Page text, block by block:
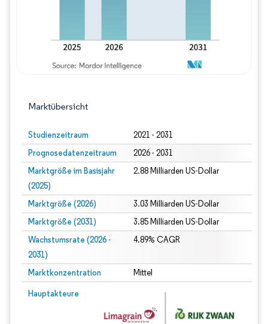
Marktübersicht
Studienzeitraum 2021 - 2031
Prognosedatenzeitraum 2026 - 2031
Marktgröße im Basisjahr
(2025)
2.88 Milliarden US-Dollar
Marktgröße (2026) 3.03 Milliarden US-Dollar
Marktgröße (2031) 3.85 Milliarden US-Dollar
Wachstumsrate (2026 -
2031)
4.89% CAGR
Marktkonzentration Mittel
Hauptakteure
Bild © Mordor Intelligence. Wiederverwendung erfordert Namensnennung